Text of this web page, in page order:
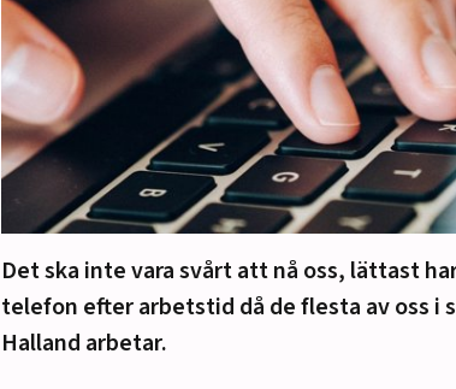
Det ska inte vara svårt att nå oss, lättast
telefon efter arbetstid då de flesta av oss i
Halland arbetar.